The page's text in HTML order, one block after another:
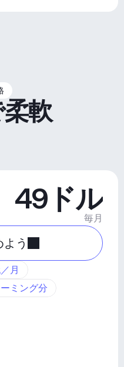
軟
49ドル
毎月
う
月
ミング分